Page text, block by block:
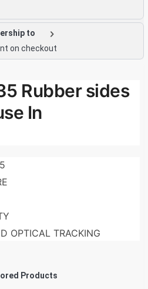
to
on checkout
Rubber sides
In
OPTICAL TRACKING
Products